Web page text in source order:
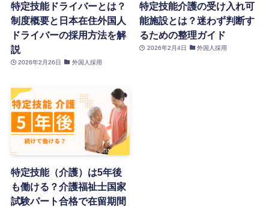
特定技能ドライバーとは？
制度概要と日本在住外国人
ドライバーの採用方法を解
説
2026年2月26日 外国人採用
特定技能介護の受け入れ可
能施設とは？迷わず判断す
るための整理ガイド
2026年2月4日 外国人採用
特定技能（介護）は5年後
も働ける？介護福祉士国家
試験パート合格で在留期間